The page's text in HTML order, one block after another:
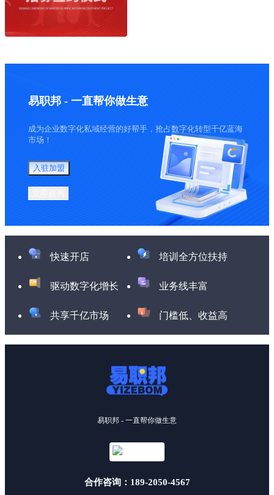
易职邦 - 一直帮你做生意
成为企业数字化私域经营的好帮手，抢占数字化转型千亿蓝海
市场！
入驻加盟
快速开店 培训全方位扶持
驱动数字化增长 业务线丰富
共享千亿市场 门槛低、收益高
易职邦 - 一直帮你做生意
合作咨询：189-2050-4567